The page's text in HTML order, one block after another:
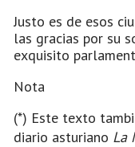
Justo es de esos
las gracias por su
exquisito
Nota
(*) Este texto
diario asturiano La